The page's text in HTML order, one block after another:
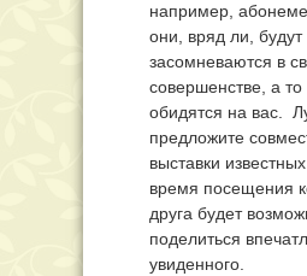
например,
они, вряд ли,
засомневаются в
совершенстве, а то
обидятся на вас.
предложите
выставки
время посещения
друга будет
поделиться
увиденного.